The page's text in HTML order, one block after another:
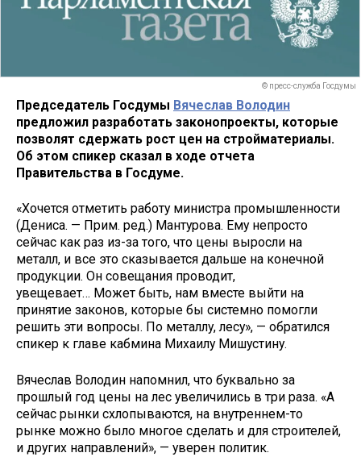
© пресс-служба Госдумы
Председатель Госдумы Вячеслав Володин
предложил разработать законопроекты, которые
позволят сдержать рост цен на стройматериалы.
Об этом спикер сказал в ходе отчета
Правительства в Госдуме.
«Хочется отметить работу министра промышленности
(Дениса. — Прим. ред.) Мантурова. Ему непросто
сейчас как раз из-за того, что цены выросли на
металл, и все это сказывается дальше на конечной
продукции. Он совещания проводит,
увещевает… Может быть, нам вместе выйти на
принятие законов, которые бы системно помогли
решить эти вопросы. По металлу, лесу», — обратился
спикер к главе кабмина Михаилу Мишустину.
Вячеслав Володин напомнил, что буквально за
прошлый год цены на лес увеличились в три раза. «А
сейчас рынки схлопываются, на внутреннем-то
рынке можно было многое сделать и для строителей,
и других направлений», — уверен политик.